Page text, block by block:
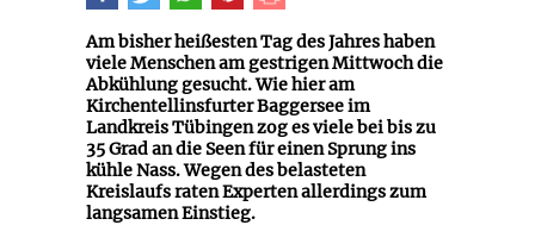
Am bisher heißesten Tag des Jahres haben
viele Menschen am gestrigen Mittwoch die
Abkühlung gesucht. Wie hier am
Kirchentellinsfurter Baggersee im
Landkreis Tübingen zog es viele bei bis zu
35 Grad an die Seen für einen Sprung ins
kühle Nass. Wegen des belasteten
Kreislaufs raten Experten allerdings zum
langsamen Einstieg.